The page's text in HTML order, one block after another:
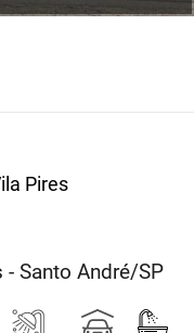
Pires
- Santo André/SP